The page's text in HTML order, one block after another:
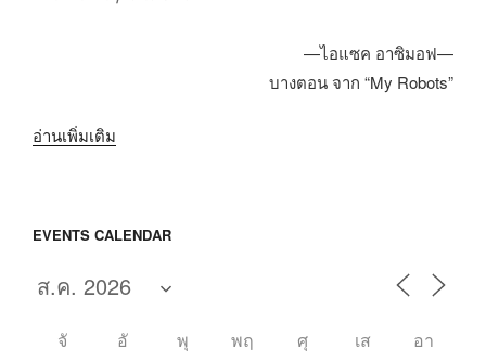
—ไอแซค อาซิมอฟ—
บางตอน จาก “My Robots”
อ่านเพิ่มเติม
EVENTS CALENDAR
จั อั พุ พฤ ศุ เส
อา